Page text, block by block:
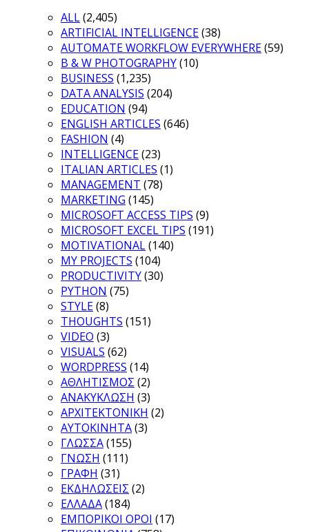
ALL(2,405)
ARTIFICIAL INTELLIGENCE(38)
AUTOMATE WORKFLOW EVERYWHERE(59)
B & W PHOTOGRAPHY(10)
BUSINESS (1,235)
DATA ANALYSIS (204)
EDUCATION (94)
ENGLISH ARTICLES (646)
FASHION (4)
INTELLIGENCE(23)
ITALIAN ARTICLES (1)
MANAGEMENT (78)
MARKETING (145)
MICROSOFT ACCESS TIPS (9)
MICROSOFT EXCEL TIPS (191)
MOTIVATIONAL(140)
MY PROJECTS (104)
PRODUCTIVITY(30)
PYTHON (75)
STYLE(8)
THOUGHTS (151)
VIDEO (3)
VISUALS (62)
WORDPRESS (14)
ΑΘΛΗΤΙΣΜΟΣ (2)
ΑΝΑΚΥΚΛΩΣΗ (3)
ΑΡΧΙΤΕΚΤΟΝΙΚΗ (2)
ΑΥΤΟΚΙΝΗΤΑ(3)
ΓΛΩΣΣΑ(155)
ΓΝΩΣΗ (111)
ΓΡΑΦΗ (31)
ΕΚΔΗΛΩΣΕΙΣ (2)
ΕΛΛΑΔΑ(184)
ΕΜΠΟΡΙΚΟΙ ΟΡΟΙ (17)